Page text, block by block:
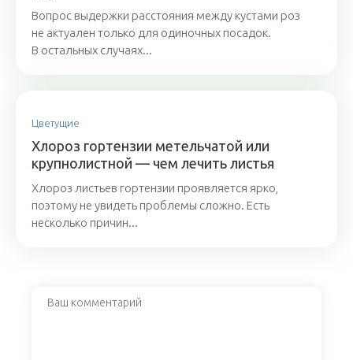
Вопрос выдержки расстояния между кустами роз
не актуален только для одиночных посадок.
В остальных случаях...
Цветущие
Хлороз гортензии метельчатой или
крупнолистной — чем лечить листья
Хлороз листьев гортензии проявляется ярко,
поэтому не увидеть проблемы сложно. Есть
несколько причин...